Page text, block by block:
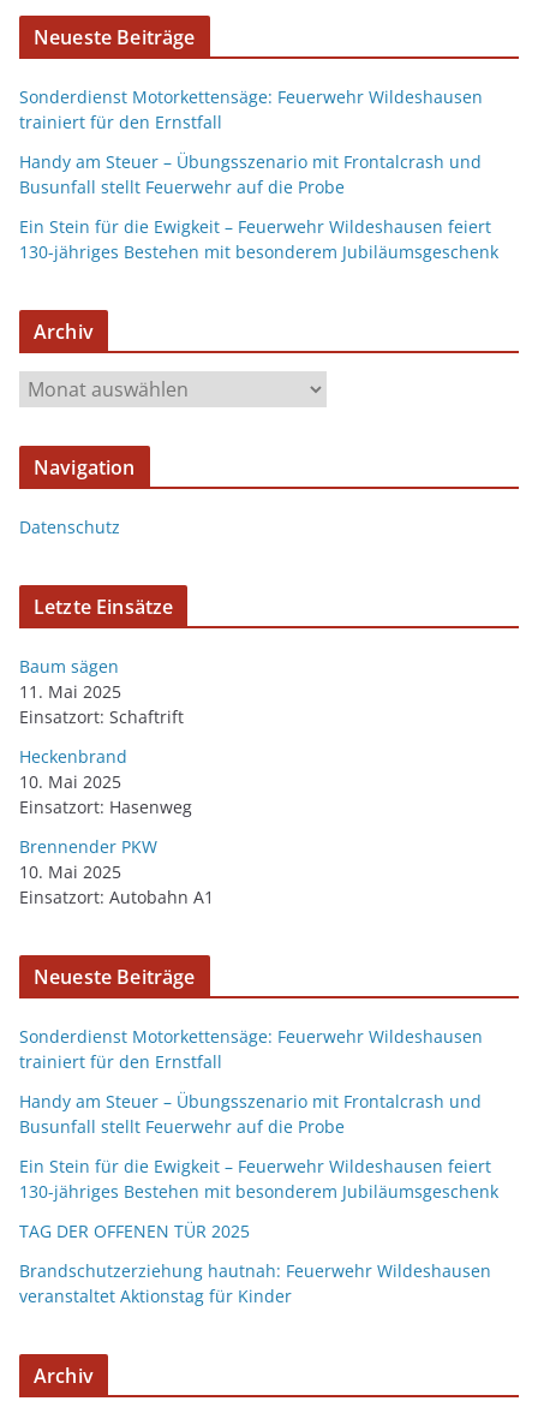
Neueste Beiträge
Sonderdienst Motorkettensäge: Feuerwehr Wildeshausen
trainiert für den Ernstfall
Handy am Steuer – Übungsszenario mit Frontalcrash und
Busunfall stellt Feuerwehr auf die Probe
Ein Stein für die Ewigkeit – Feuerwehr Wildeshausen feiert
130-jähriges Bestehen mit besonderem Jubiläumsgeschenk
Archiv
Navigation
Datenschutz
Letzte Einsätze
Baum sägen
11. Mai 2025
Einsatzort: Schaftrift
Heckenbrand
10. Mai 2025
Einsatzort: Hasenweg
Brennender PKW
10. Mai 2025
Einsatzort: Autobahn A1
Neueste Beiträge
Sonderdienst Motorkettensäge: Feuerwehr Wildeshausen
trainiert für den Ernstfall
Handy am Steuer – Übungsszenario mit Frontalcrash und
Busunfall stellt Feuerwehr auf die Probe
Ein Stein für die Ewigkeit – Feuerwehr Wildeshausen feiert
130-jähriges Bestehen mit besonderem Jubiläumsgeschenk
TAG DER OFFENEN TÜR 2025
Brandschutzerziehung hautnah: Feuerwehr Wildeshausen
veranstaltet Aktionstag für Kinder
Archiv